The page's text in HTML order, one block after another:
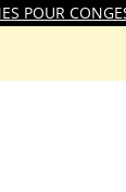
POUR